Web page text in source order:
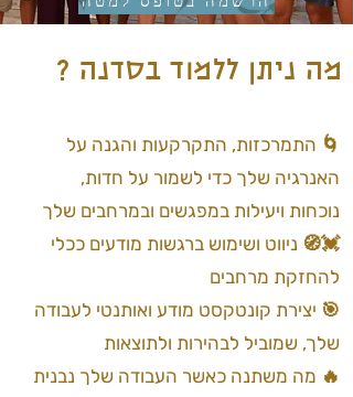
מה ניתן ללמוד בסדנה ?
🌀 התמרכזות, התקרקעות והגנה על
האנרגיה שלך כדי לשמור על חדות,
נוכחות ויעילות במפגשים ובמרחבים שלך
💓🧭 ניווט ושימוש ברגשות מודעים ככלי
להחזקת מרחבים
🎯 יצירת קונטקסט מודע ואותנטי לעבודה
שלך, שמוביל לבהירות ולתוצאות
🔥 מה משתנה כאשר העבודה שלך נבנית